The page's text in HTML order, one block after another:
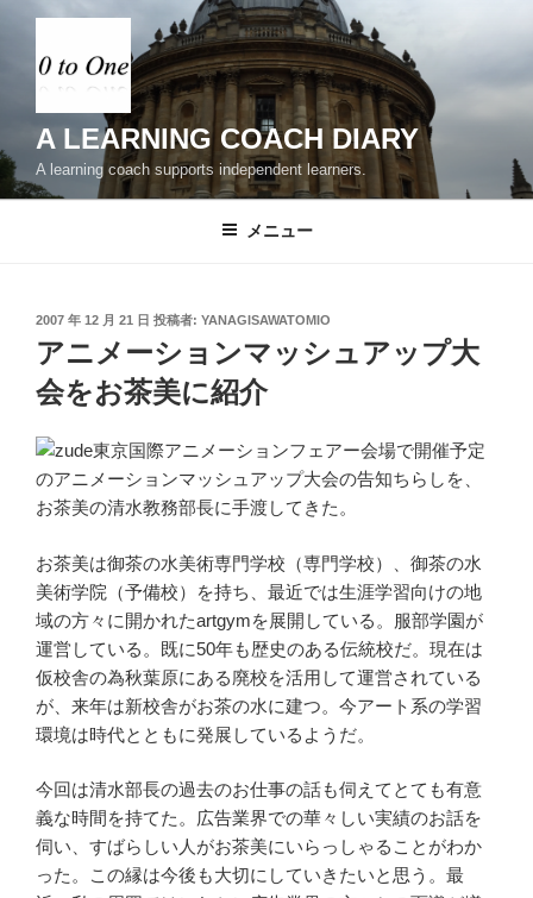
へ
ス
A LEARNING COACH DIARY
A learning coach supports independent learners.
メニュー
投
稿
日:
2007 年 12 月 21 日 投稿者: YANAGISAWATOMIO
アニメーションマッシュアップ大
会をお茶美に紹介
東京国際アニメーションフェアー会場で開催予定
のアニメーションマッシュアップ大会の告知ちらしを、
お茶美の清水教務部長に手渡してきた。
お茶美は御茶の水美術専門学校（専門学校）、御茶の水
美術学院（予備校）を持ち、最近では生涯学習向けの地
域の方々に開かれたartgymを展開している。服部学園が
運営している。既に50年も歴史のある伝統校だ。現在は
仮校舎の為秋葉原にある廃校を活用して運営されている
が、来年は新校舎がお茶の水に建つ。今アート系の学習
環境は時代とともに発展しているようだ。
今回は清水部長の過去のお仕事の話も伺えてとても有意
義な時間を持てた。広告業界での華々しい実績のお話を
伺い、すばらしい人がお茶美にいらっしゃることがわか
った。この縁は今後も大切にしていきたいと思う。最